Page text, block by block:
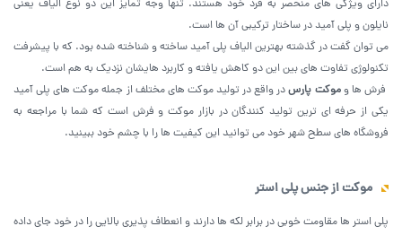
دارای ویژگی های منحصر به فرد خود هستند. تنها وجه تمایز این دو نوع الیاف یعنی
نایلون و پلی آمید در ساختار ترکیبی آن ها است.
می توان گفت در گذشته بهترین الیاف پلی آمید ساخته و شناخته شده بود. که با پیشرفت
تکنولوژی تفاوت های بین این دو کاهش یافته و کاربرد هایشان نزدیک به هم است.
فرش ها وموکت پارسدر واقع در تولید موکت های مختلف از جمله موکت های پلی آمید
یکی از حرفه ای ترین تولید کنندگان در بازار موکت و فرش است که شما با مراجعه به
فروشگاه های سطح شهر خود می توانید این کیفیت ها را با چشم خود ببینید.
موکت از جنس پلی استر
پلی استر ها مقاومت خوبی در برابر لکه ها دارند و انعطاف پذیری بالایی را در خود جای داده